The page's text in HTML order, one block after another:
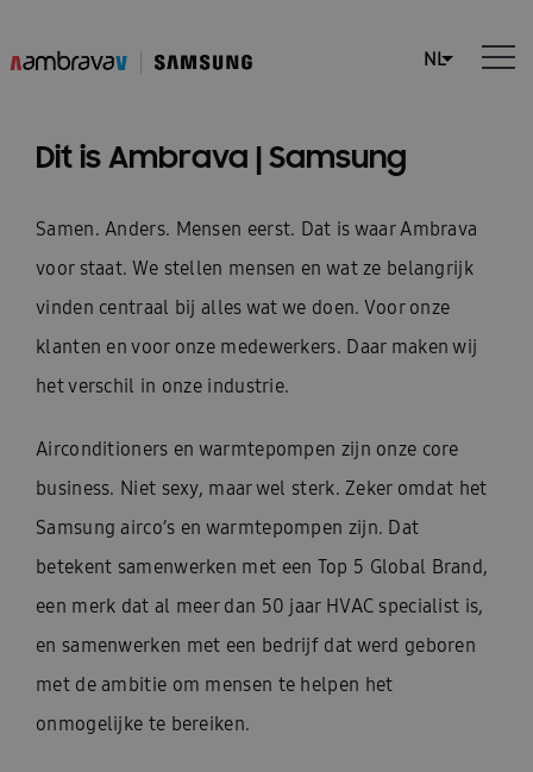
Dit is Ambrava | Samsung
Samen. Anders. Mensen eerst. Dat is waar Ambrava
voor staat. We stellen mensen en wat ze belangrijk
vinden centraal bij alles wat we doen. Voor onze
klanten en voor onze medewerkers. Daar maken wij
het verschil in onze industrie.
Airconditioners en warmtepompen zijn onze core
business. Niet sexy, maar wel sterk. Zeker omdat het
Samsung airco’s en warmtepompen zijn. Dat
betekent samenwerken met een Top 5 Global Brand,
een merk dat al meer dan 50 jaar HVAC specialist is,
en samenwerken met een bedrijf dat werd geboren
met de ambitie om mensen te helpen het
onmogelijke te bereiken.